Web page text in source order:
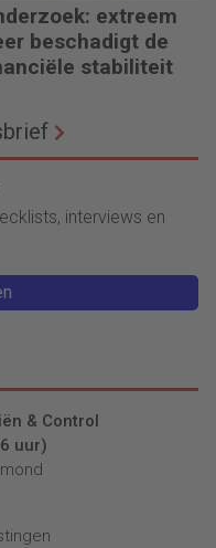
extreem
beschadigt de
stabiliteit
interviews en
& Control
uur)